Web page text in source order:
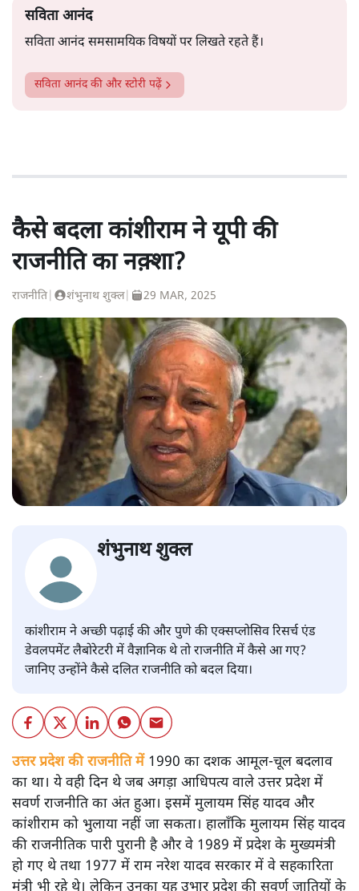
सविता आनंद
सविता आनंद समसामयिक विषयों पर लिखते रहते हैं।
सविता आनंदकी और स्टोरी पढ़ें
कैसे बदला कांशीराम ने यूपी की
राजनीति का नक़्शा?
राजनीति शंभुनाथ शुक्ल| 29 MAR, 2025
शंभुनाथ शुक्ल
कांशीराम ने अच्छी पढ़ाई की और पुणे की एक्सप्लोसिव रिसर्च एंड
डेवलपमेंट लैबोरेटरी में वैज्ञानिक थे तो राजनीति में कैसे आ गए?
जानिए उन्होंने कैसे दलित राजनीति को बदल दिया।
उत्तर प्रदेश की राजनीति में1990 का दशक आमूल-चूल बदलाव
का था। ये वही दिन थे जब अगड़ा आधिपत्य वाले उत्तर प्रदेश में
सवर्ण राजनीति का अंत हुआ। इसमें मुलायम सिंह यादव और
कांशीराम को भुलाया नहीं जा सकता। हालाँकि मुलायम सिंह यादव
की राजनीतिक पारी पुरानी है और वे 1989 में प्रदेश के मुख्यमंत्री
हो गए थे तथा 1977 में राम नरेश यादव सरकार में वे सहकारिता